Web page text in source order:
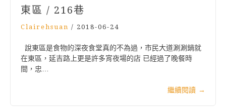
東區 / 216巷
Clairehsuan / 2018-06-24
說東區是食物的深夜食堂真的不為過，市民大道涮涮鍋就
在東區，延吉路上更是許多宵夜場的店 已經過了晚餐時
間，忠…
繼續閱讀 →